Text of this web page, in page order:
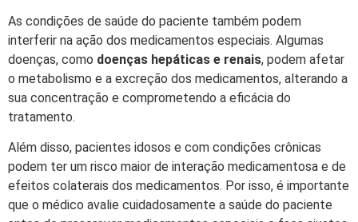
As condições de saúde do paciente também podem
interferir na ação dos medicamentos especiais. Algumas
doenças, como doenças hepáticas e renais, podem afetar
o metabolismo e a excreção dos medicamentos, alterando a
sua concentração e comprometendo a eficácia do
tratamento.
Além disso, pacientes idosos e com condições crônicas
podem ter um risco maior de interação medicamentosa e de
efeitos colaterais dos medicamentos. Por isso, é importante
que o médico avalie cuidadosamente a saúde do paciente